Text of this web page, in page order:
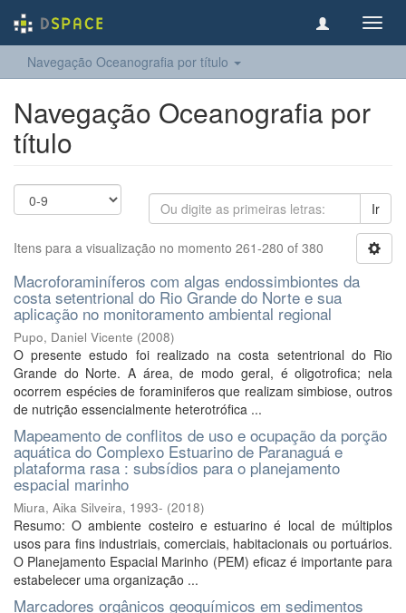
Navegação Oceanografia por título
Navegação Oceanografia por
título
Ir
Itens para a visualização no momento 261-280 of 380
Macroforaminíferos com algas endossimbiontes da
costa setentrional do Rio Grande do Norte e sua
aplicação no monitoramento ambiental regional
Pupo, Daniel Vicente (2008)
O presente estudo foi realizado na costa setentrional do Rio
Grande do Norte. A área, de modo geral, é oligotrofica; nela
ocorrem espécies de foraminiferos que realizam simbiose, outros
de nutrição essencialmente heterotrófica ...
Mapeamento de conflitos de uso e ocupação da porção
aquática do Complexo Estuarino de Paranaguá e
plataforma rasa : subsídios para o planejamento
espacial marinho
Miura, Aika Silveira, 1993- (2018)
Resumo: O ambiente costeiro e estuarino é local de múltiplos
usos para fins industriais, comerciais, habitacionais ou portuários.
O Planejamento Espacial Marinho (PEM) eficaz é importante para
estabelecer uma organização ...
Marcadores orgânicos geoquímicos em sedimentos